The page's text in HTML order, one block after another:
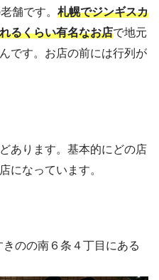
舗です。 札幌でジンギスカ
るくらい有名なお店で地元
です。お店の前には行列が
あります。基本的にどの店
になっています。
のの南６条４丁目にある